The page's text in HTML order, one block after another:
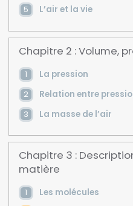
L’air et la vie
Chapitre 2 : Volume,
La pression
Relation entre
La masse de l’air
Chapitre 3 :
matière
Les molécules